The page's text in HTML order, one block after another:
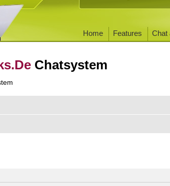
Home Features Chat
Chatsystem